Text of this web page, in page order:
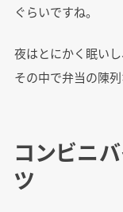
ぐらいですね。
夜はとにかく眠い
その中で弁当の陳
コンビニ
ツ